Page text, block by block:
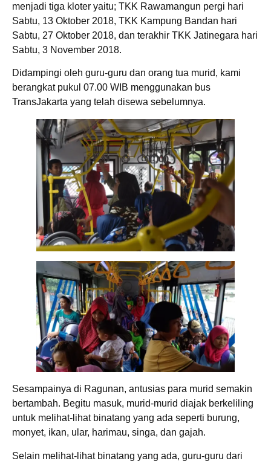
menjadi tiga kloter yaitu; TKK Rawamangun pergi hari
Sabtu, 13 Oktober 2018, TKK Kampung Bandan hari
Sabtu, 27 Oktober 2018, dan terakhir TKK Jatinegara hari
Sabtu, 3 November 2018.
Didampingi oleh guru-guru dan orang tua murid, kami
berangkat pukul 07.00 WIB menggunakan bus
TransJakarta yang telah disewa sebelumnya.
Sesampainya di Ragunan, antusias para murid semakin
bertambah. Begitu masuk, murid-murid diajak berkeliling
untuk melihat-lihat binatang yang ada seperti burung,
monyet, ikan, ular, harimau, singa, dan gajah.
Selain melihat-lihat binatang yang ada, guru-guru dari